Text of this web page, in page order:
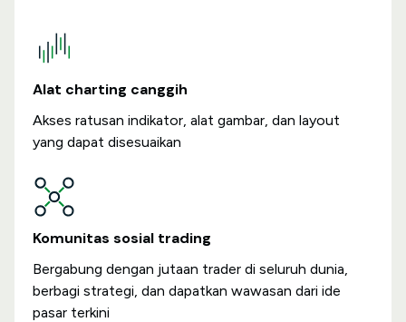
Alat charting canggih
Akses ratusan indikator, alat gambar, dan layout
yang dapat disesuaikan
Komunitas sosial trading
Bergabung dengan jutaan trader di seluruh dunia,
berbagi strategi, dan dapatkan wawasan dari ide
pasar terkini